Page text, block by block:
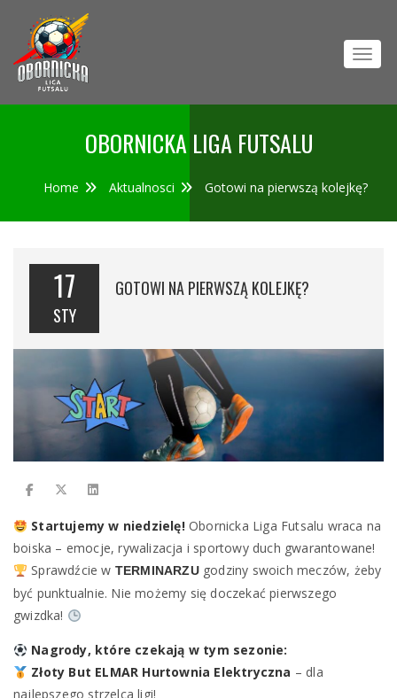
OBORNICKA LIGA FUTSALU
Home Aktualnosci Gotowi na pierwszą kolejkę?
17
STY
GOTOWI NA PIERWSZĄ KOLEJKĘ?
Startujemy w niedzielę!Obornicka Liga Futsalu wraca na
boiska – emocje, rywalizacja i sportowy duch gwarantowane!
Sprawdźcie w TERMINARZUgodziny swoich meczów, żeby
być punktualnie. Nie możemy się doczekać pierwszego
gwizdka!
Nagrody, które czekają w tym sezonie:
Złoty But ELMAR Hurtownia Elektryczna – dla
najlepszego strzelca ligi!